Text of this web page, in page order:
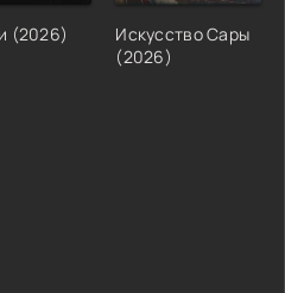
(2026)
Искусство Сары
(2026)